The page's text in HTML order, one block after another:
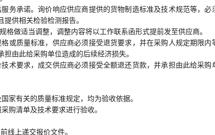
务承诺。询价响应供应商提供的货物制造标准及技术规范等，必
供相关检验检测报告。
做适当调整，调整内容将以工作联系函形式提前发至供应商。
或质量标准，供应商必须接受退货要求，并在采购人规定期限内
由此给采购单位造成的后续经济损失。
术要求，成交供应商必须接受全额退还货款，并承担由此给采购
家有关的质量标准规定，均为验收依据。
购清单及技术要求进行验收。
线上递交报价文件。